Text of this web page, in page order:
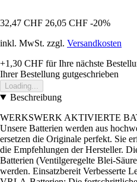
32,47 CHF 26,05 CHF -20%
inkl. MwSt. zzgl. Versandkosten
+1,30 CHF für Ihre nächste
Ihrer Bestellung gutgeschrieben
Loading...
Beschreibung
WERKSWERK AKTIVIERTE
Unsere Batterien werden aus
ersetzen die Originale perfekt. Sie
die Empfehlungen der Hersteller.
Batterien (Ventilgeregelte Blei-
werden. Einsatzbereit Verbesserte